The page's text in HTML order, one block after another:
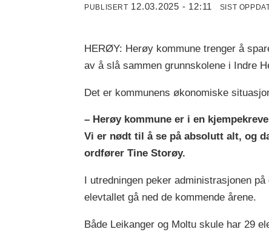
PUBLISERT 12.03.2025 - 12:11 SIST
HERØY: Herøy kommune trenger å
av å slå sammen grunnskolene i Indre
Det er kommunens økonomiske
– Herøy kommune er i en
Vi er nødt til å se på absolutt alt, og
ordfører Tine Storøy.
I utredningen peker administrasjonen
elevtallet gå ned de kommende årene.
Både Leikanger og Moltu skule har 29